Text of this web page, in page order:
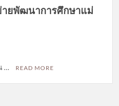
ายพัฒนาการศึกษาแม่
… READ MORE